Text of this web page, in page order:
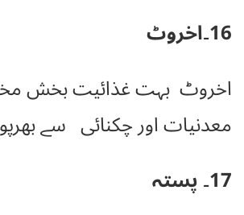
16۔اخروٹ
اخروٹ بہت غذائیت بخش
معدنیات اور چکنائی سے
17۔ پستہ